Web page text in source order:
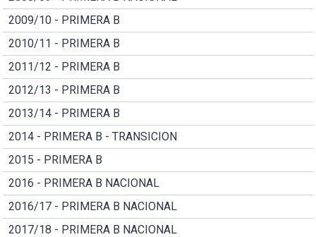
2009/10 - PRIMERA B
2010/11 - PRIMERA B
2011/12 - PRIMERA B
2012/13 - PRIMERA B
2013/14 - PRIMERA B
2014 - PRIMERA B - TRANSICION
2015 - PRIMERA B
2016 - PRIMERA B NACIONAL
2016/17 - PRIMERA B NACIONAL
2017/18 - PRIMERA B NACIONAL